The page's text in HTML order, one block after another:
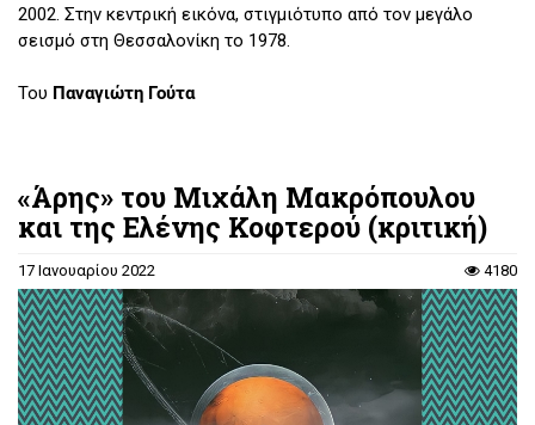
2002. Στην κεντρική εικόνα, στιγμιότυπο από τον μεγάλο
σεισμό στη Θεσσαλονίκη το 1978.
Του Παναγιώτη Γούτα
«Άρης» του Μιχάλη Μακρόπουλου
και της Ελένης Κοφτερού (κριτική)
17 Ιανουαρίου 2022 4180